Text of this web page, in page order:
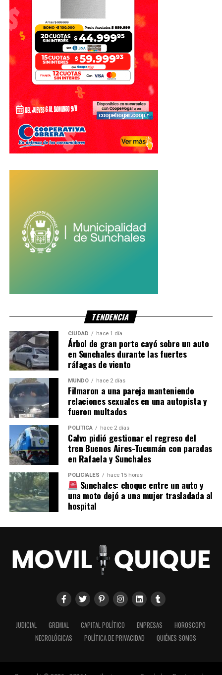
que los bienes ingresados con estos beneficios sean
utilizados exclusivamente para los fines previstos en la
organización de los Juegos.
Con información de El Litoral
TENDENCIA
CIUDAD hace 1 día
Árbol de gran porte cayó sobre un auto
en Sunchales durante las fuertes
ráfagas de viento
MUNDO hace 2 días
Filmaron a una pareja manteniendo
relaciones sexuales en una autopista y
fueron multados
POLITICA hace 2 días
Calvo pidió gestionar el regreso del
tren Buenos Aires-Tucumán con paradas
en Rafaela y Sunchales
POLICIALES hace 15 horas
Sunchales: choque entre un auto y
una moto dejó a una mujer trasladada al
hospital
JUDICIAL GREMIAL CAPITAL POLÍTICO EMPRESAS
HOROSCOPO
NECROLÓGICAS
POLÍTICA DE PRIVACIDAD QUIÉNES SOMOS